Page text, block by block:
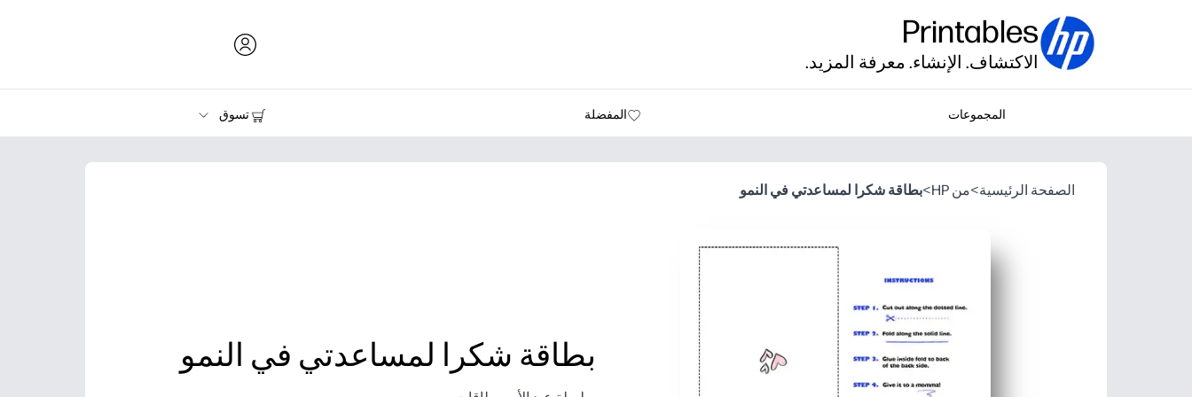
Printables
الاكتشاف. الإنشاء. معرفة المزيد.
المجموعات المفضلة
تسوق
الطابعات
الصفحة الرئيسية>من HP >بطاقة شكرا لمساعدتي في النمو
بطاقة شكرا لمساعدتي في النمو